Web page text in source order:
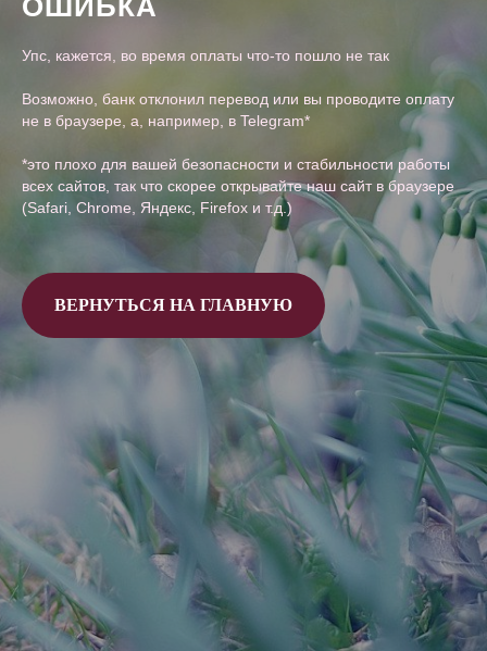
ОШИБКА
Упс, кажется, во время оплаты что-то пошло не так
Возможно, банк отклонил перевод или вы проводите оплату
не в браузере, а, например, в Telegram*
*это плохо для вашей безопасности и стабильности работы
всех сайтов, так что скорее открывайте наш сайт в браузере
(Safari, Chrome, Яндекс, Firefox и т.д.)
ВЕРНУТЬСЯ НА ГЛАВНУЮ